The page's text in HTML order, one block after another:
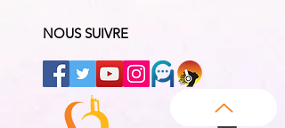
NOUS SUIVRE